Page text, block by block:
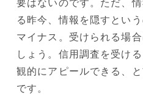
要はないのです。ただ、
る昨今、情報を隠すとい
マイナス。受けられる場
しょう。信用調査を受け
観的にアピールできる、
です。